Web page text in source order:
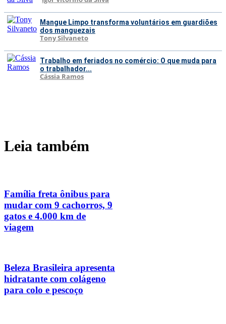
Mangue Limpo transforma voluntários em guardiões
dos manguezais
Tony Silvaneto
Trabalho em feriados no comércio: O que muda para
o trabalhador...
Cássia Ramos
Leia também
Família freta ônibus para
mudar com 9 cachorros, 9
gatos e 4.000 km de
viagem
Beleza Brasileira apresenta
hidratante com colágeno
para colo e pescoço